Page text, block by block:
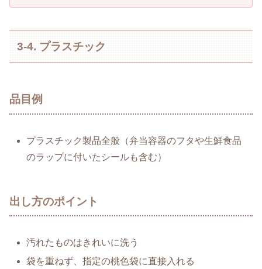
3-4. プラスチック
品目例
プラスチック製品全般（弁当容器のフタや生鮮食品
のラップに付いたシールも含む）
出し方のポイント
汚れたものはきれいに洗う
袋を重ねず、指定の桃色袋に直接入れる